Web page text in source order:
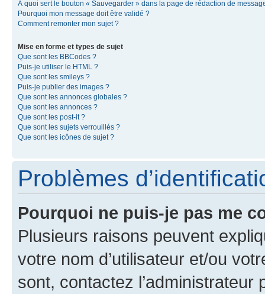
À quoi sert le bouton « Sauvegarder » dans la page de rédaction de
Pourquoi mon message doit être validé ?
Comment remonter mon sujet ?
Mise en forme et types de sujet
Que sont les BBCodes ?
Puis-je utiliser le HTML ?
Que sont les smileys ?
Puis-je publier des images ?
Que sont les annonces globales ?
Que sont les annonces ?
Que sont les post-it ?
Que sont les sujets verrouillés ?
Que sont les icônes de sujet ?
Problèmes
Pourquoi ne puis-je pas me
Plusieurs raisons peuvent
votre nom d’utilisateur et/ou
sont, contactez l’administrateur